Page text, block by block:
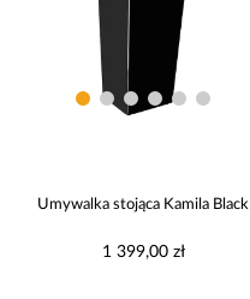
Umywalka stojąca Kamila Black
1 399,00 zł